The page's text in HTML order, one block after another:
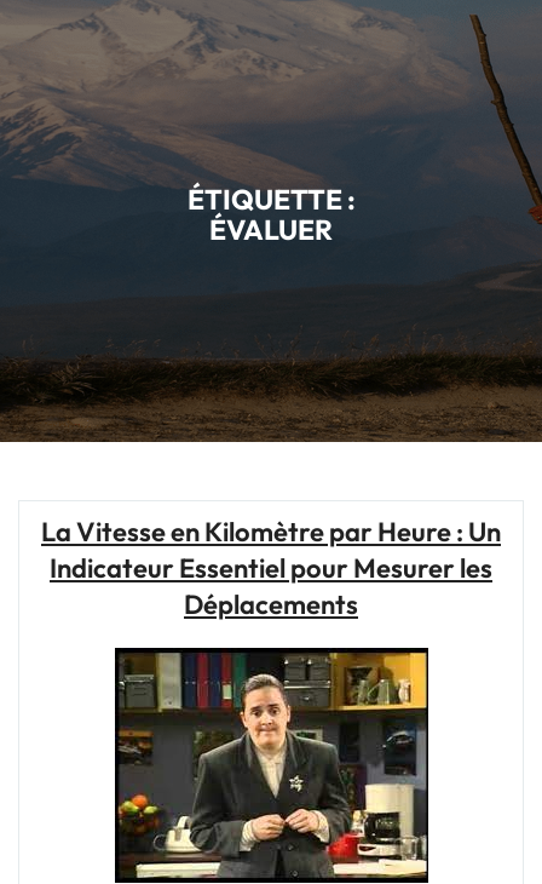
ÉTIQUETTE :
ÉVALUER
La Vitesse en Kilomètre par Heure : Un
Indicateur Essentiel pour Mesurer les
Déplacements